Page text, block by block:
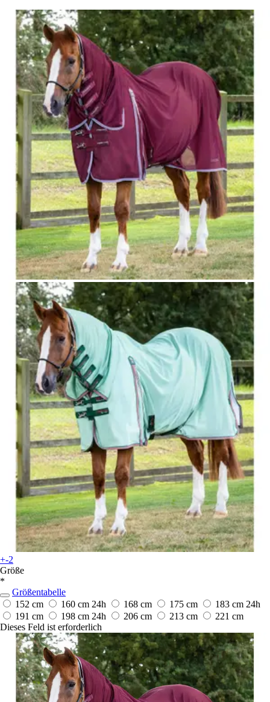
+-2
Größe
*
Größentabelle
152 cm
160 cm 24h 168 cm 175 cm 183 cm 24h
191 cm
198 cm 24h 206 cm 213 cm
221 cm
Dieses Feld ist erforderlich